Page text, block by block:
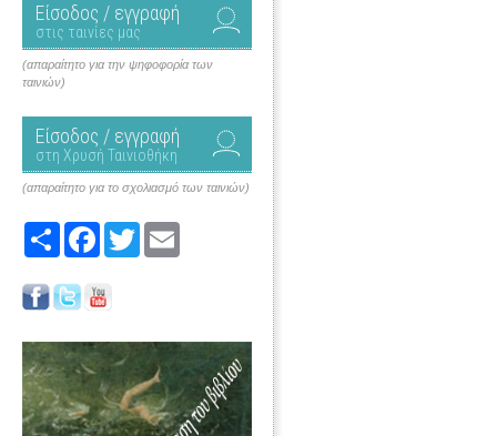
Είσοδος / εγγραφή
στις ταινίες μας
(απαραίτητο για την ψηφοφορία των
ταινιών)
Είσοδος / εγγραφή
στη Χρυσή Ταινιοθήκη
(απαραίτητο για το σχολιασμό των ταινιών)
Share FacebookTwitter